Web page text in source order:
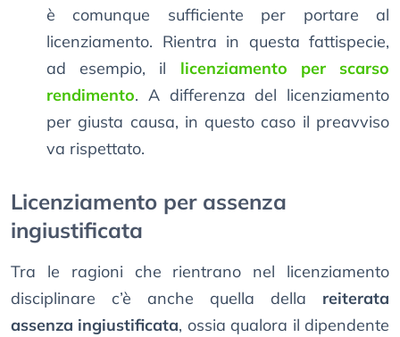
è comunque sufficiente per portare al
licenziamento. Rientra in questa fattispecie,
ad esempio, il licenziamento per scarso
rendimento. A differenza del licenziamento
per giusta causa, in questo caso il preavviso
va rispettato.
Licenziamento per assenza
ingiustificata
Tra le ragioni che rientrano nel licenziamento
disciplinare c’è anche quella della reiterata
assenza ingiustificata, ossia qualora il dipendente